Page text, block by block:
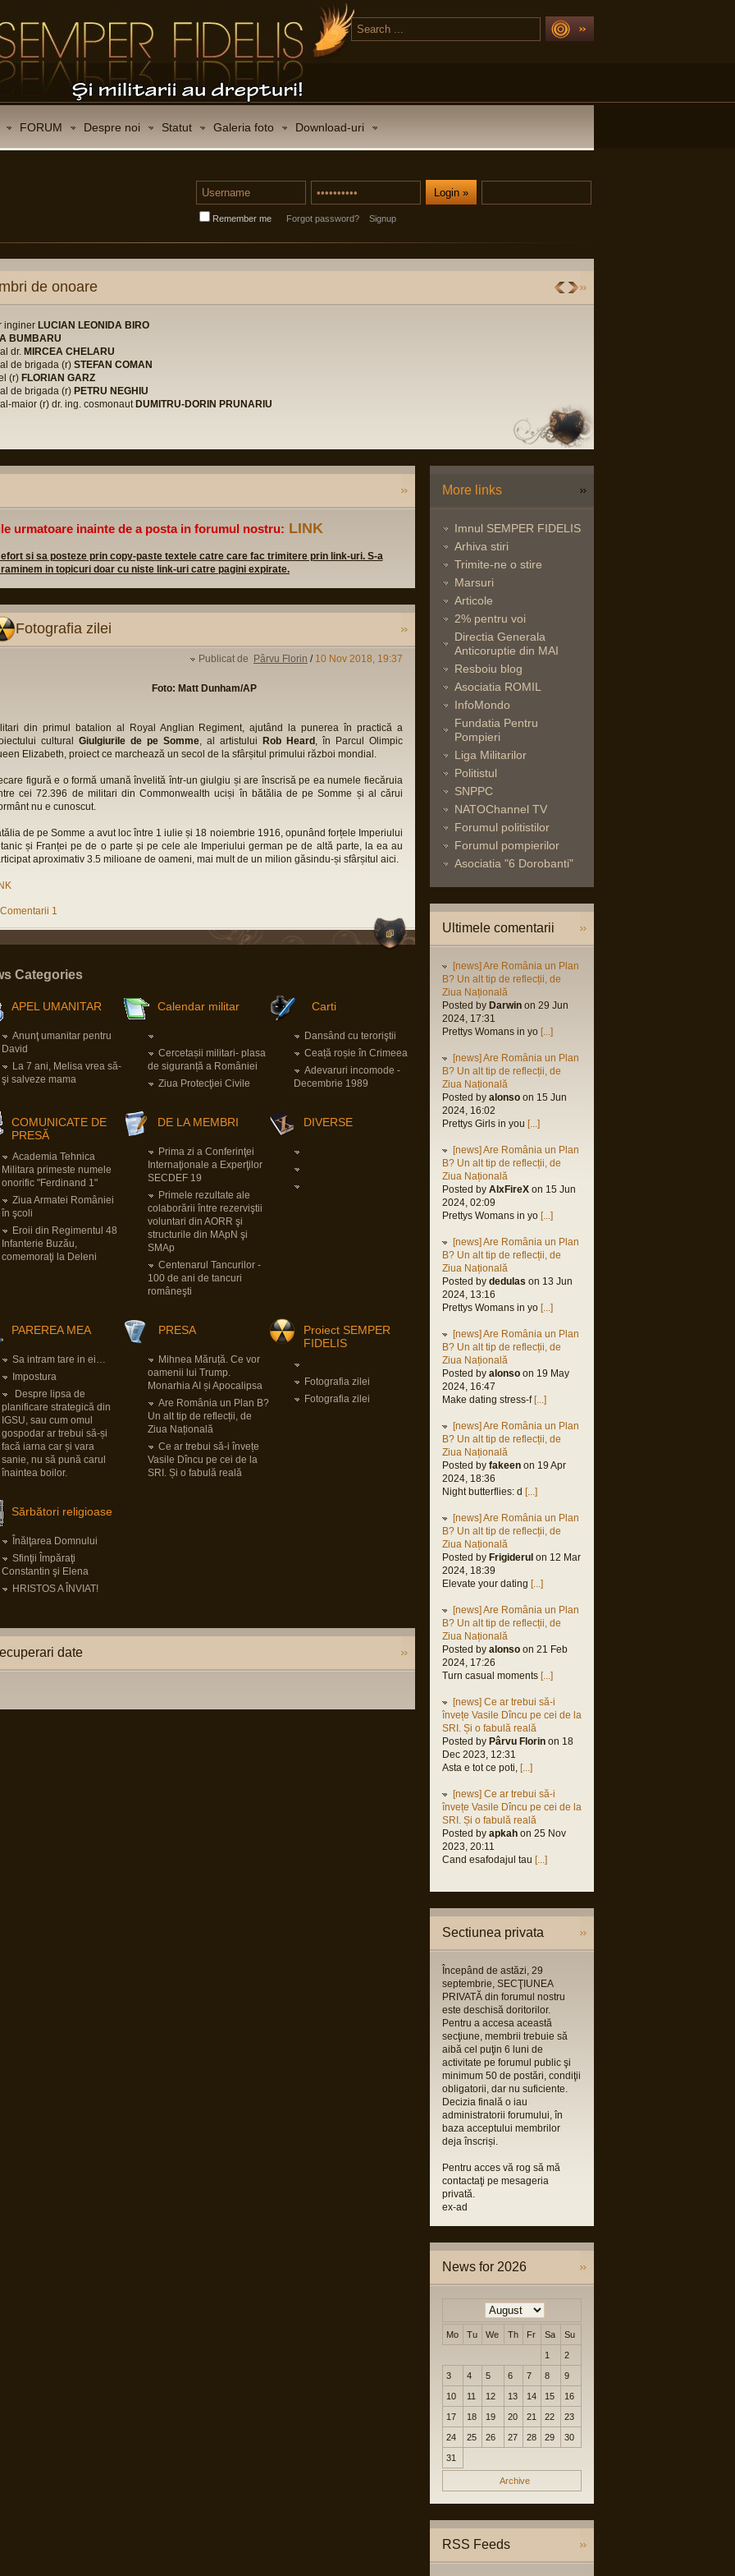
FORUM Despre noi Statut Galeria foto Download-uri
Remember me Forgot password? Signup
de onoare
inginer LUCIAN LEONIDA BIRO
BUMBARU
dr. MIRCEA CHELARU
de brigada (r) STEFAN COMAN
(r) FLORIAN GARZ
de brigada (r) PETRU NEGHIU
maior (r) dr. ing. cosmonaut DUMITRU-DORIN PRUNARIU
urmatoare inainte de a posta in forumul nostru: LINK
si sa posteze prin copy-paste textele catre care fac trimitere prin link-uri. S-a
in topicuri doar cu niste link-uri catre pagini expirate.
Fotografia zilei
Publicat de Pârvu Florin / 10 Nov 2018, 19:37
Foto: Matt Dunham/AP
din primul batalion al Royal Anglian Regiment, ajutând la punerea în practică a
cultural Giulgiurile de pe Somme, al artistului Rob Heard , în Parcul Olimpic
Elizabeth, proiect ce marchează un secol de la sfârșitul primului război mondial.
figură e o formă umană învelită într-un giulgiu și are înscrisă pe ea numele fiecăruia
cei 72.396 de militari din Commonwealth uciși în bătălia de pe Somme și al cărui
nu e cunoscut.
de pe Somme a avut loc între 1 iulie și 18 noiembrie 1916, opunând forțele Imperiului
și Franței pe de o parte și pe cele ale Imperiului german pe de altă parte, la ea au
aproximativ 3.5 milioane de oameni, mai mult de un milion găsindu-și sfârșitul aici.
Comentarii 1
Categories
APEL UMANITAR
Anunţ umanitar pentru
David
La 7 ani, Melisa vrea să-
şi salveze mama
Calendar militar
Cercetașii militari- plasa
de siguranță a României
Ziua Protecţiei Civile
Carti
Dansând cu teroriştii
Ceață roșie în Crimeea
Adevaruri incomode -
Decembrie 1989
COMUNICATE DE
PRESĂ
Academia Tehnica
Militara primeste numele
onorific "Ferdinand 1"
Ziua Armatei României
în şcoli
Eroii din Regimentul 48
Infanterie Buzău,
comemoraţi la Deleni
DE LA MEMBRI
Prima zi a Conferinţei
Internaţionale a Experţilor
SECDEF 19
Primele rezultate ale
colaborării între rezerviştii
voluntari din AORR şi
structurile din MApN şi
SMAp
Centenarul Tancurilor -
100 de ani de tancuri
româneşti
DIVERSE
PAREREA MEA
Sa intram tare in ei…
Impostura
Despre lipsa de
planificare strategică din
IGSU, sau cum omul
gospodar ar trebui să-și
facă iarna car și vara
sanie, nu să pună carul
înaintea boilor.
PRESA
Mihnea Măruță. Ce vor
oamenii lui Trump.
Monarhia AI și Apocalipsa
Are România un Plan B?
Un alt tip de reflecții, de
Ziua Națională
Ce ar trebui să-i învețe
Vasile Dîncu pe cei de la
SRI. Și o fabulă reală
Proiect SEMPER
FIDELIS
Fotografia zilei
Fotografia zilei
Sărbători religioase
Înălţarea Domnului
Sfinţii Împăraţi
Constantin şi Elena
HRISTOS A ÎNVIAT!
date
More links
Imnul SEMPER FIDELIS
Arhiva stiri
Trimite-ne o stire
Marsuri
Articole
2% pentru voi
Directia Generala
Anticoruptie din MAI
Resboiu blog
Asociatia ROMIL
InfoMondo
Fundatia Pentru
Pompieri
Liga Militarilor
Politistul
SNPPC
NATOChannel TV
Forumul politistilor
Forumul pompierilor
Asociatia "6 Dorobanti"
Ultimele comentarii
[news] Are România un Plan
B? Un alt tip de reflecții, de
Ziua Națională
Posted by Darwin on 29 Jun
2024, 17:31
Prettys Womans in yo [...]
[news] Are România un Plan
B? Un alt tip de reflecții, de
Ziua Națională
Posted by alonso on 15 Jun
2024, 16:02
Prettys Girls in you [...]
[news] Are România un Plan
B? Un alt tip de reflecții, de
Ziua Națională
Posted by AlxFireX on 15 Jun
2024, 02:09
Prettys Womans in yo [...]
[news] Are România un Plan
B? Un alt tip de reflecții, de
Ziua Națională
Posted by dedulas on 13 Jun
2024, 13:16
Prettys Womans in yo [...]
[news] Are România un Plan
B? Un alt tip de reflecții, de
Ziua Națională
Posted by alonso on 19 May
2024, 16:47
Make dating stress-f [...]
[news] Are România un Plan
B? Un alt tip de reflecții, de
Ziua Națională
Posted by fakeen on 19 Apr
2024, 18:36
Night butterflies: d [...]
[news] Are România un Plan
B? Un alt tip de reflecții, de
Ziua Națională
Posted by Frigiderul on 12 Mar
2024, 18:39
Elevate your dating [...]
[news] Are România un Plan
B? Un alt tip de reflecții, de
Ziua Națională
Posted by alonso on 21 Feb
2024, 17:26
Turn casual moments [...]
[news] Ce ar trebui să-i
învețe Vasile Dîncu pe cei de la
SRI. Și o fabulă reală
Posted by Pârvu Florin on 18
Dec 2023, 12:31
Asta e tot ce poti, [...]
[news] Ce ar trebui să-i
învețe Vasile Dîncu pe cei de la
SRI. Și o fabulă reală
Posted by apkah on 25 Nov
2023, 20:11
Cand esafodajul tau [...]
Sectiunea privata
Începând de astăzi, 29
septembrie, SECŢIUNEA
PRIVATĂ din forumul nostru
este deschisă doritorilor.
Pentru a accesa această
secţiune, membrii trebuie să
aibă cel puţin 6 luni de
activitate pe forumul public şi
minimum 50 de postări, condiţii
obligatorii, dar nu suficiente.
Decizia finală o iau
administratorii forumului, în
baza acceptului membrilor
deja înscriși.
Pentru acces vă rog să mă
contactaţi pe mesageria
privată.
ex-ad
News for 2026
Mo Tu We Th Fr Sa Su
1 2
3 4 5 6 7 8 9
10 11 12 13 14 15 16
17 18 19 20 21 22 23
24 25 26 27 28 29 30
31
Archive
RSS Feeds